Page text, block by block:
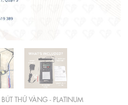
BÚT THỬ VÀNG - PLATINUM